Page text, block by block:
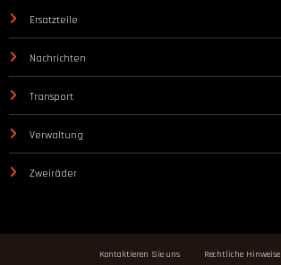
Ersatzteile
Nachrichten
Transport
Verwaltung
Zweiräder
Kontaktieren Sie uns Rechtliche Hinweise